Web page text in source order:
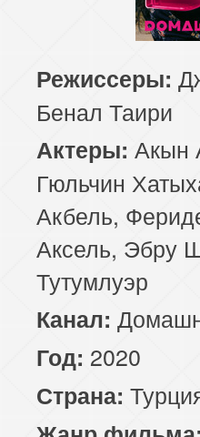
125 серия
129 серия
133 серия
134
137 серия
141 серия
Режиссеры:
Бенал Таири
Актеры: Акын
Гюльчин
Акбель,
Аксель, Эбру
Тутумлуэр
Канал:
Год: 2020
Страна: